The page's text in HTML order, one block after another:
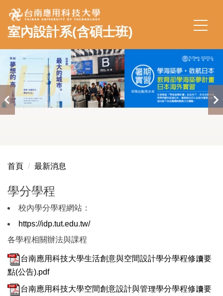
跳
到
主
內
容
區
室內設計系(含碩士班)
首頁 最新消息
學分學程
校內學分學程網站：
https://idp.tut.edu.tw/
各學程相關辦法與課程
台南應用科技大學生活創意與空間設計學分學程修讀要
點(公告).pdf
台南應用科技大學空間創意設計與管理學分學程修讀要